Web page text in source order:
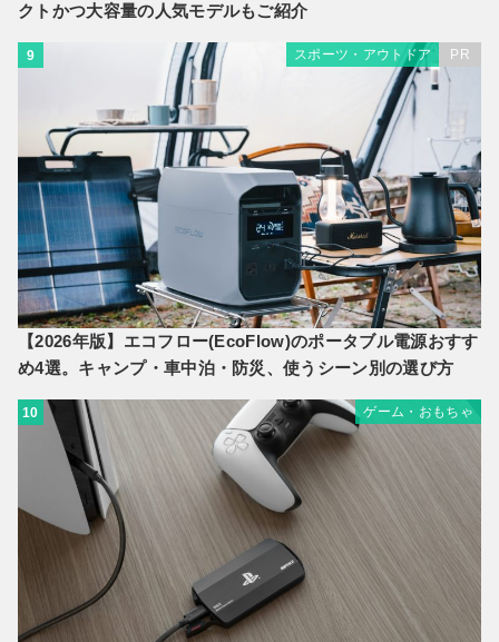
クトかつ大容量の人気モデルもご紹介
9 スポーツ・アウトドア PR
【2026年版】エコフロー(EcoFlow)のポータブル電源おすす
め4選。キャンプ・車中泊・防災、使うシーン別の選び方
10 ゲーム・おもちゃ